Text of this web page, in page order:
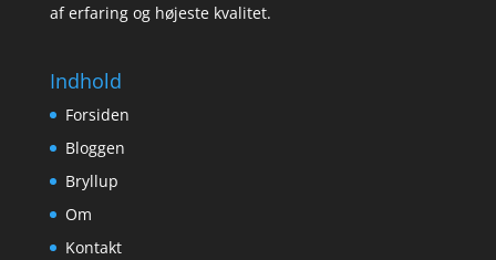
af erfaring og højeste kvalitet.
Indhold
Forsiden
Bloggen
Bryllup
Om
Kontakt